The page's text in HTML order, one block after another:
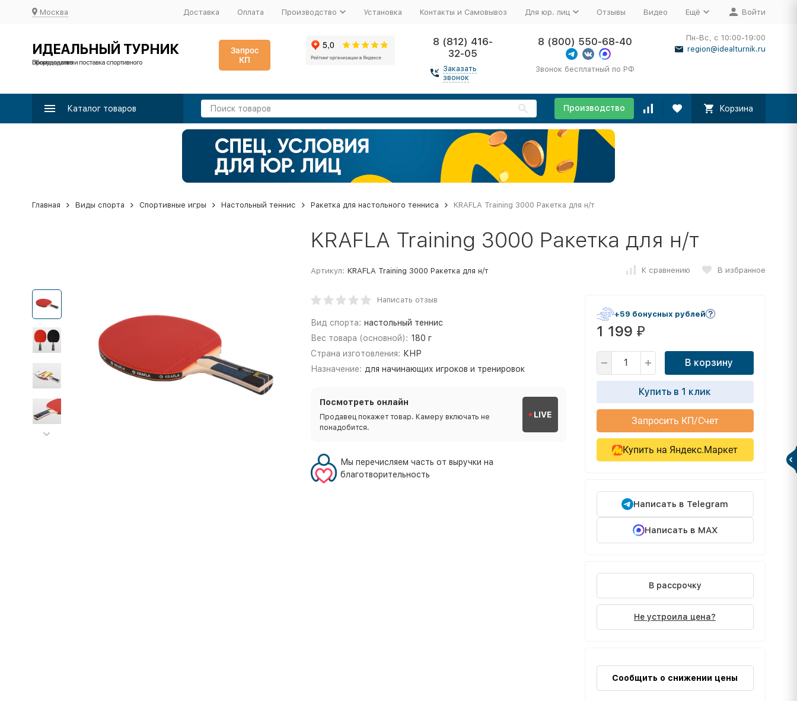
Москва Доставка Оплата Производство Установка Контакты и Самовывоз Для юр. лиц Отзывы Видео Ещё Войти
ИДЕАЛЬНЫЙ ТУРНИК
Производство и поставка спортивного оборудования
Запрос
КП
8 (812) 416-
32-05
Заказать
звонок
8 (800) 550-68-40
Звонок бесплатный по РФ
Пн-Вс, с 10:00-19:00
region@idealturnik.ru
Каталог товаров Производство Корзина
Главная Виды спорта Спортивные игры Настольный теннис Ракетка для настольного тенниса KRAFLA Training 3000 Ракетка для н/т
KRAFLA Training 3000 Ракетка для н/т
Артикул: KRAFLA Training 3000 Ракетка для н/т К сравнению В избранное
Написать отзыв
Вид спорта: настольный теннис
Вес товара (основной): 180 г
Страна изготовления: КНР
Назначение: для начинающих игроков и тренировок
Посмотреть онлайн
Продавец покажет товар. Камеру включать не
понадобится.
LIVE
Мы перечисляем часть от выручки на
благотворительность
+59 бонусных рублей
1 199 ₽
В корзину
Купить в 1 клик
Запросить КП/Счет
Купить на Яндекс.Маркет
Написать в Telegram
Написать в MAX
В рассрочку
Не устроила цена?
Сообщить о снижении цены